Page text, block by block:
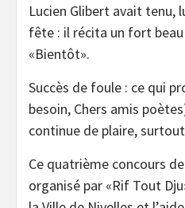
Lucien Glibert avait tenu,
fête : il récita un fort
«Bientôt».
Succès de foule : ce qui
besoin, Chers amis
continue de plaire,
Ce quatrième concours
organisé par «Rif Tout